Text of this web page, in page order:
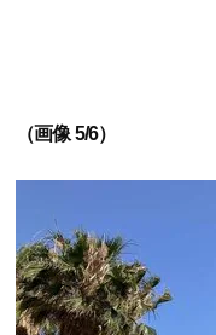
（画像 5/6）